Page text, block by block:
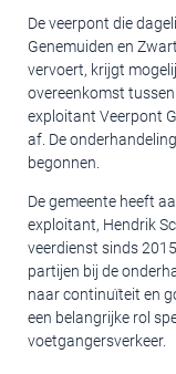
De veerpont die
Genemuiden en
vervoert, krijgt
overeenkomst
exploitant Veerpont
af. De
begonnen.
De gemeente heeft
exploitant, Hendrik
veerdienst sinds
partijen bij de
naar continuïteit en
een belangrijke rol
voetgangersverkeer.